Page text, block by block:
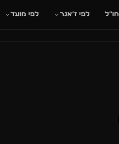
סגור חו״ל לפי ז׳אנר לפי מועד